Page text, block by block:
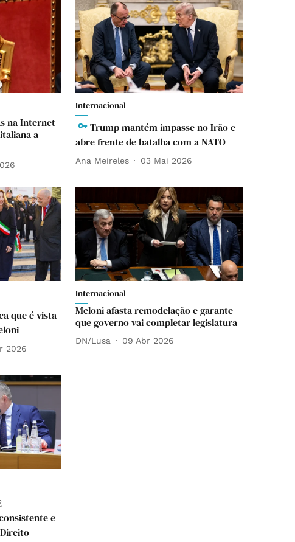
na Internet
a
Internacional
Trump mantém impasse no Irão e
abre frente de batalha com a NATO
Ana Meireles 03 Mai 2026
que é vista
2026
Internacional
Meloni afasta remodelação e garante
que governo vai completar legislatura
DN/Lusa 09 Abr 2026
e